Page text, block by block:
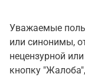
Уважаемые
или синонимы,
нецензурной
кнопку